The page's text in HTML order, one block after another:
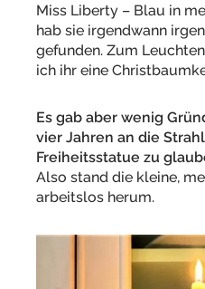
Miss Liberty – Blau in
hab sie irgendwann
gefunden. Zum
ich ihr eine
Es gab aber wenig
vier Jahren an die
Freiheitsstatue zu
Also stand die kleine,
arbeitslos herum.